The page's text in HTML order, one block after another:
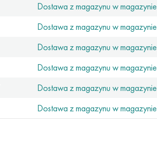
Dostawa z magazynu w magazynie
Dostawa z magazynu w magazynie
Dostawa z magazynu w magazynie
Dostawa z magazynu w magazynie
Dostawa z magazynu w magazynie
Dostawa z magazynu w magazynie